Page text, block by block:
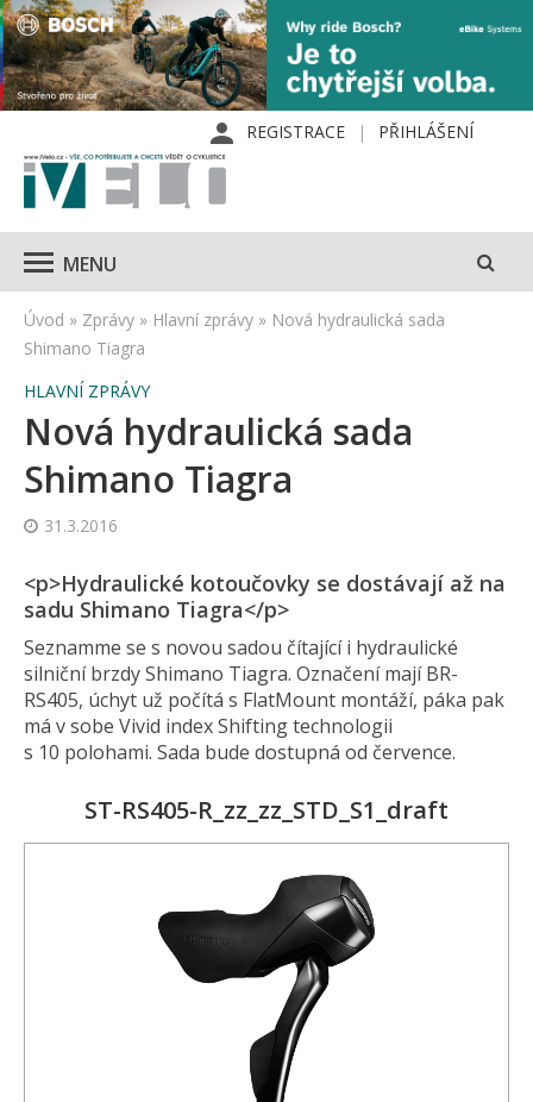
REGISTRACE PŘIHLÁŠENÍ
MENU
Úvod » Zprávy » Hlavní zprávy » Nová hydraulická sada
Shimano Tiagra
HLAVNÍ ZPRÁVY
Nová hydraulická sada
Shimano Tiagra
31.3.2016
<p>Hydraulické kotoučovky se dostávají až na
sadu Shimano Tiagra</p>
Seznamme se s novou sadou čítající i hydraulické
silniční brzdy Shimano Tiagra. Označení mají BR-
RS405, úchyt už počítá s FlatMount montáží, páka pak
má v sobe Vivid index Shifting technologii
s 10 polohami. Sada bude dostupná od července.
ST-RS405-R_zz_zz_STD_S1_draft